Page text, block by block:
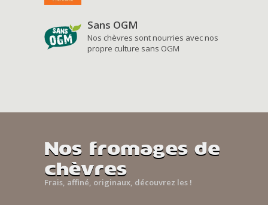
Sans OGM
Nos chèvres sont nourries avec nos
propre culture sans OGM
Nos fromages de
chèvres
Frais, affiné, originaux, découvrez les !